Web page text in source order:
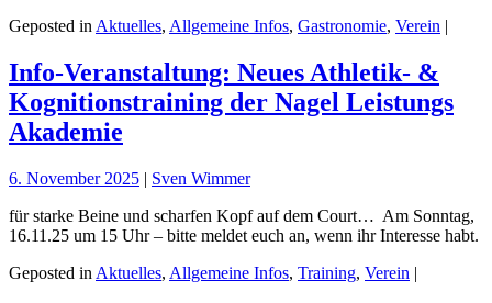
Geposted in Aktuelles, Allgemeine Infos, Gastronomie, Verein |
Info-Veranstaltung: Neues Athletik- &
Kognitionstraining der Nagel Leistungs
Akademie
6. November 2025 | Sven Wimmer
für starke Beine und scharfen Kopf auf dem Court… Am Sonntag,
16.11.25 um 15 Uhr – bitte meldet euch an, wenn ihr Interesse habt.
Geposted in Aktuelles, Allgemeine Infos, Training, Verein |